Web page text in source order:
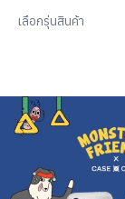
เลือกรุ่นสินค้า